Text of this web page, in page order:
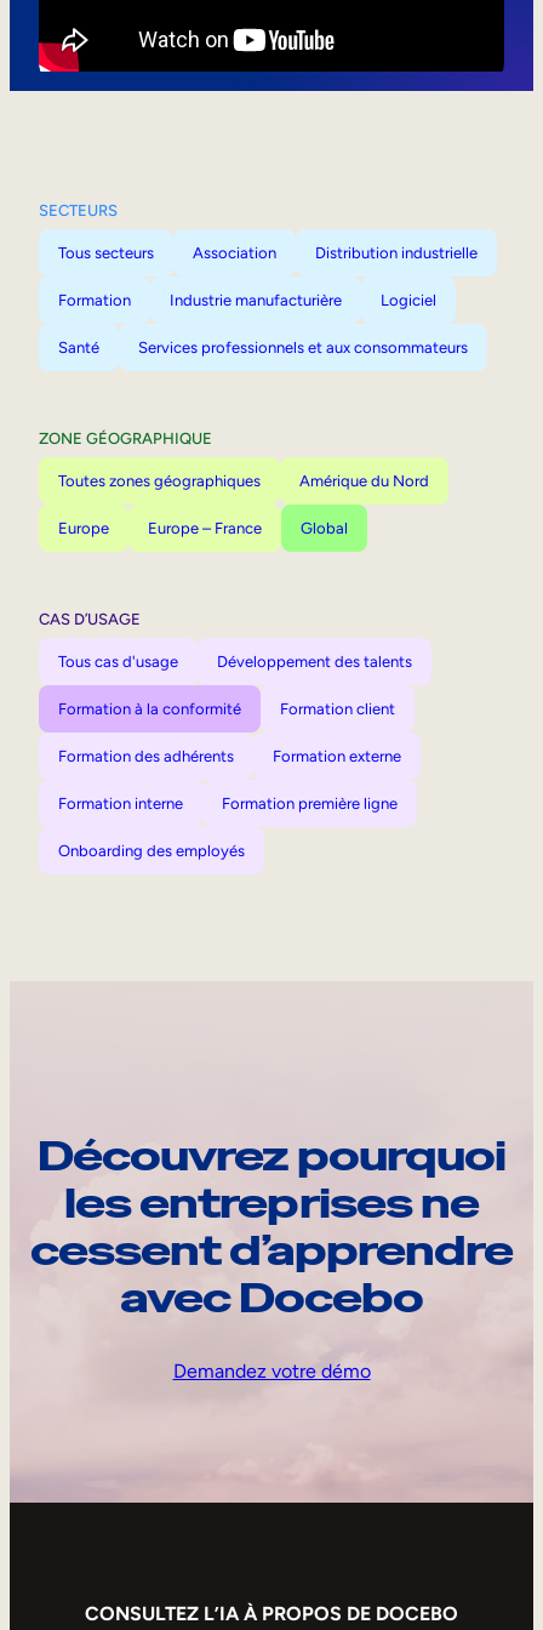
SECTEURS
Tous secteurs Association Distribution industrielle
Formation Industrie manufacturière Logiciel
Santé Services professionnels et aux consommateurs
ZONE GÉOGRAPHIQUE
Toutes zones géographiques Amérique du Nord
Europe Europe – France Global
CAS D’USAGE
Tous cas d'usage Développement des talents
Formation à la conformité Formation client
Formation des adhérents Formation externe
Formation interne Formation première ligne
Onboarding des employés
Découvrez pourquoi
les entreprises ne
cessent d’apprendre
avec Docebo
Demandez votre démo
CONSULTEZ L’IA À PROPOS DE DOCEBO